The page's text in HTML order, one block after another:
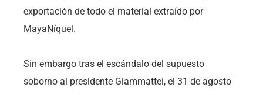
exportación de todo el material extraído por
MayaNíquel.
Sin embargo tras el escándalo del supuesto
soborno al presidente Giammattei, el 31 de agosto